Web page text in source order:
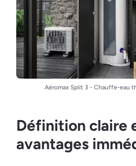
Aéromax Split 3 - Chauffe-eau
Définition claire
avantages